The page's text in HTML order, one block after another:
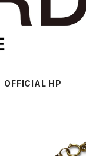
OFFICIAL HP